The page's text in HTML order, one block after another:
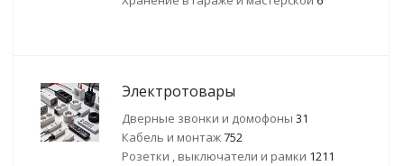
Электротовары
Дверные звонки и домофоны 31
Кабель и монтаж752
Розетки , выключатели и рамки 1211